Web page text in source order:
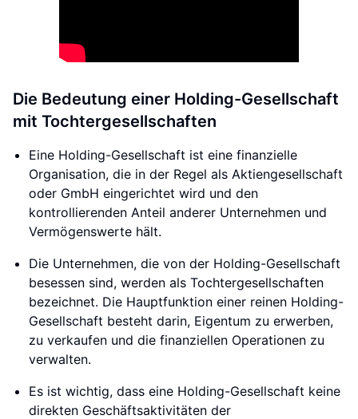
Die Bedeutung einer Holding-Gesellschaft
mit Tochtergesellschaften
Eine Holding-Gesellschaft ist eine finanzielle
Organisation, die in der Regel als Aktiengesellschaft
oder GmbH eingerichtet wird und den
kontrollierenden Anteil anderer Unternehmen und
Vermögenswerte hält.
Die Unternehmen, die von der Holding-Gesellschaft
besessen sind, werden als Tochtergesellschaften
bezeichnet. Die Hauptfunktion einer reinen Holding-
Gesellschaft besteht darin, Eigentum zu erwerben,
zu verkaufen und die finanziellen Operationen zu
verwalten.
Es ist wichtig, dass eine Holding-Gesellschaft keine
direkten Geschäftsaktivitäten der